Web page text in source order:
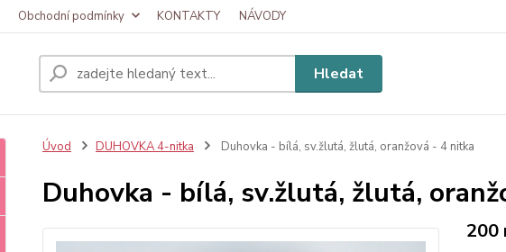
Obchodní podmínky KONTAKTY NÁVODY
Hledat
Úvod DUHOVKA 4-nitka Duhovka - bílá, sv.žlutá, žlutá, oranžová - 4 nitka
Duhovka - bílá, sv.žlutá, žlutá,
200